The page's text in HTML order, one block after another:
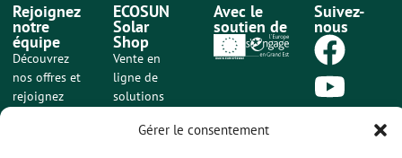
Gérer le consentement
Rejoignez
notre
équipe
Découvrez
nos offres et
rejoignez
ECOSUN
Solar
Shop
Vente en
ligne de
solutions
mobiles et
Avec le
soutien de
Suivez-
nous